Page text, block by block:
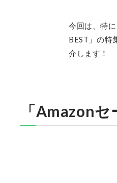
今回は、特
BEST」の特
介します！
「Amazon